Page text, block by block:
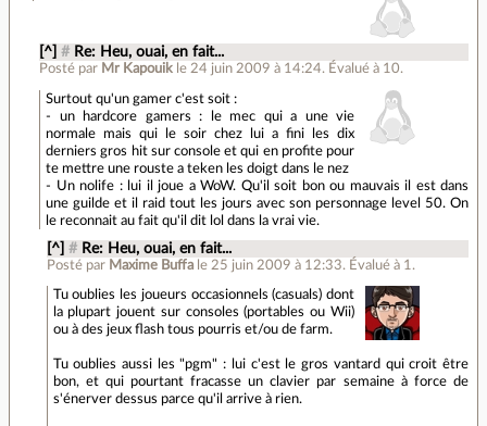
[^] # Re: Heu, ouai, en fait...
Posté par Mr Kapouik le 24 juin 2009 à 14:24. Évalué à 10.
Surtout qu'un gamer c'est soit :
- un hardcore gamers : le mec qui a une vie
normale mais qui le soir chez lui a fini les dix
derniers gros hit sur console et qui en profite pour
te mettre une rouste a teken les doigt dans le nez
- Un nolife : lui il joue a WoW. Qu'il soit bon ou mauvais il est dans
une guilde et il raid tout les jours avec son personnage level 50. On
le reconnait au fait qu'il dit lol dans la vrai vie.
[^] # Re: Heu, ouai, en fait...
Posté par Maxime Buffa le 25 juin 2009 à 12:33. Évalué à 1 .
Tu oublies les joueurs occasionnels (casuals) dont
la plupart jouent sur consoles (portables ou Wii)
ou à des jeux flash tous pourris et/ou de farm.
Tu oublies aussi les "pgm" : lui c'est le gros vantard qui croit être
bon, et qui pourtant fracasse un clavier par semaine à force de
s'énerver dessus parce qu'il arrive à rien.